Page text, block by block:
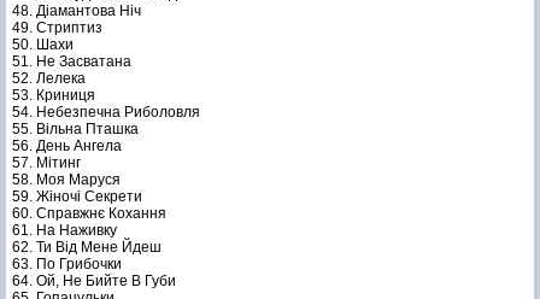
48. Діамантова Ніч
49. Стриптиз
50. Шахи
51. Не Засватана
52. Лелека
53. Криниця
54. Небезпечна Риболовля
55. Вільна Пташка
56. День Ангела
57. Мітинг
58. Моя Маруся
59. Жіночі Секрети
60. Справжнє Кохання
61. На Наживку
62. Ти Від Мене Йдеш
63. По Грибочки
64. Ой, Не Бийте В Губи